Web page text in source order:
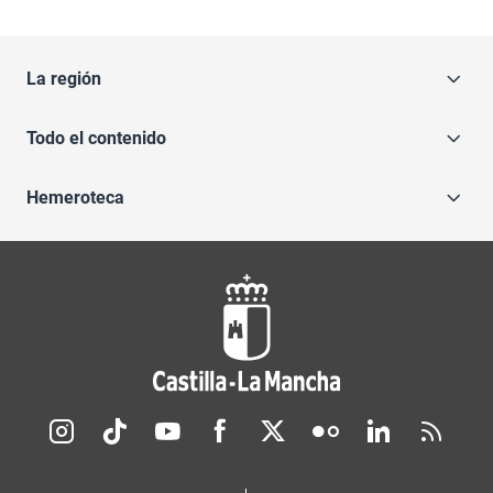
La región
Todo el contenido
Hemeroteca
Redes sociales JCCM